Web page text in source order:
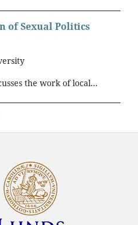
of Sexual Politics
the work of local...